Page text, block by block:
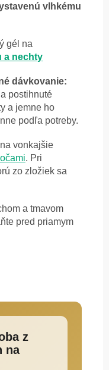
vlhkému
gél na
a nechty
dávkovanie:
postihnuté
a jemne ho
podľa potreby.
vonkajšie
očami. Pri
zo zložiek sa
a tmavom
pred priamym
z
na